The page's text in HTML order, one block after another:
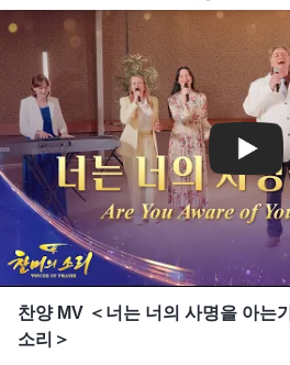
찬양 MV ＜너는 너의 사명을 아는
소리＞